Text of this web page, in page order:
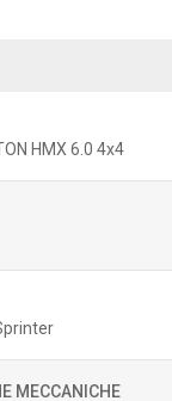
HMX 6.0 4x4
MECCANICHE